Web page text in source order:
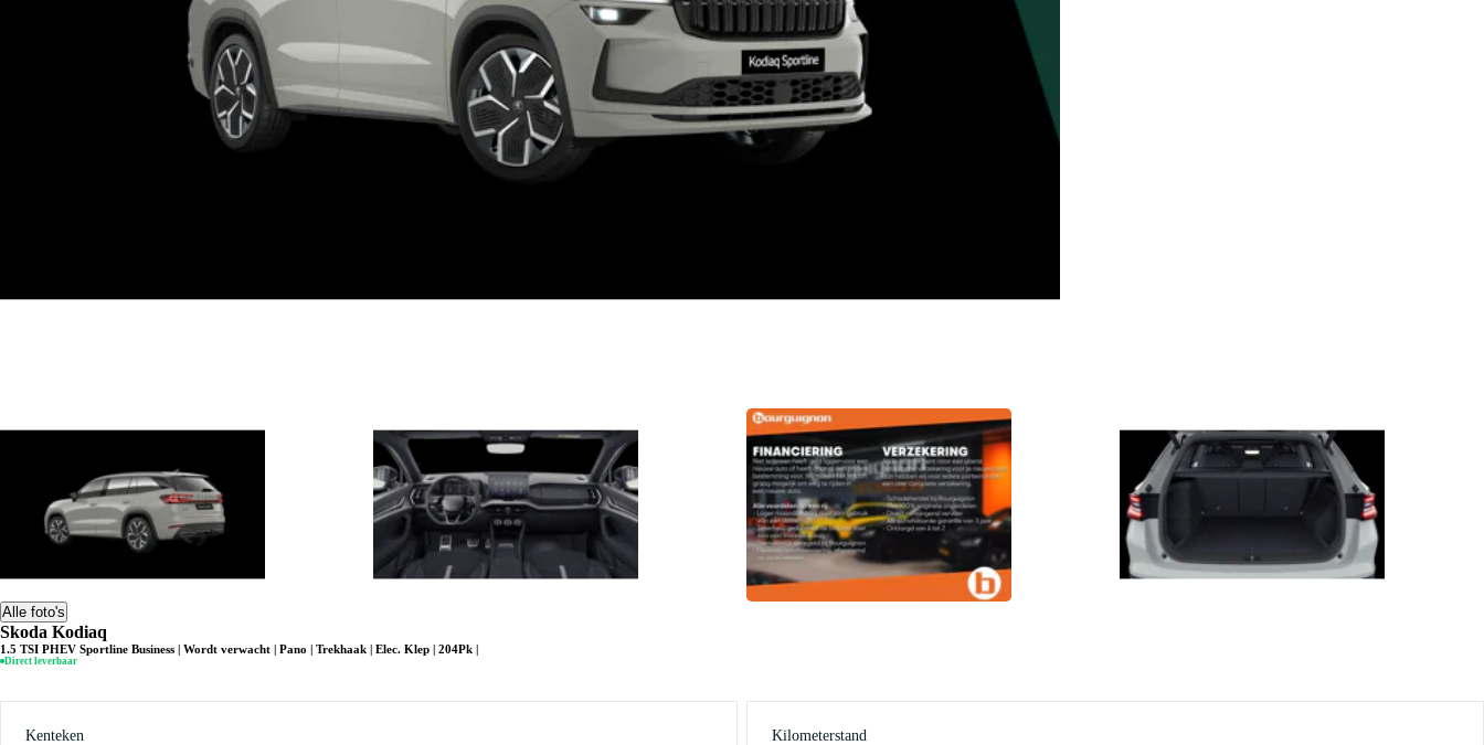
Alle foto's
Skoda Kodiaq
1.5 TSI PHEV Sportline Business | Wordt verwacht | Pano | Trekhaak | Elec. Klep | 204Pk |
Direct leverbaar
Kenteken
Kilometerstand